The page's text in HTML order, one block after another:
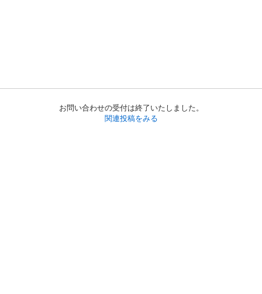
お問い合わせの受付は終了いたしました。
関連投稿をみる